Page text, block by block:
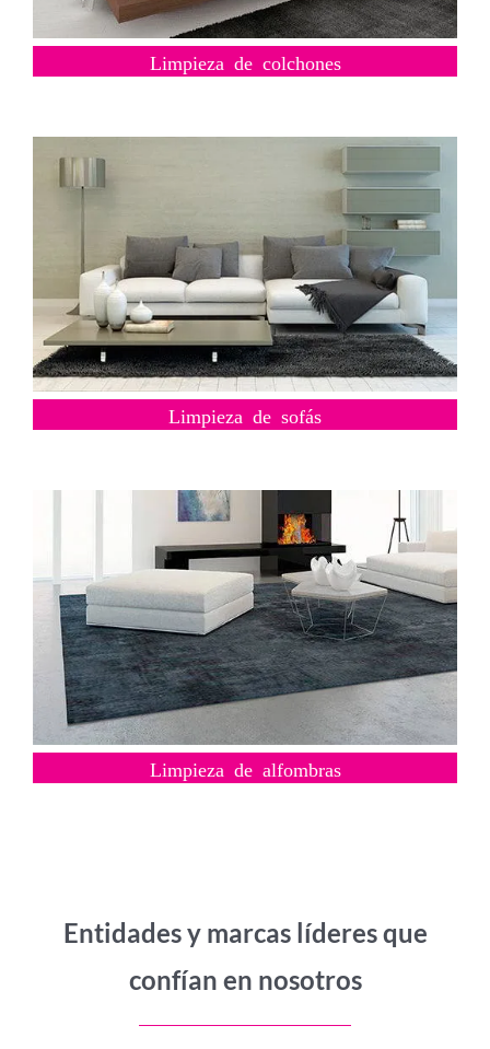
Limpieza de colchones
Limpieza de sofás
Limpieza de alfombras
Entidades y marcas líderes que
confían en nosotros